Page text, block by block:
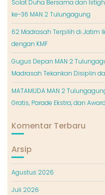
Solat Duha Bersama dan
ke-36 MAN 2 Tulungagung
62 Madrasah Terpilih di Jatim
dengan KMF
Gugus Depan MAN 2
Madrasah Tekankan Disiplin
MATAMUDA MAN 2
Gratis, Parade Ekstra, dan
Komentar Terbaru
Arsip
Agustus 2026
Juli 2026